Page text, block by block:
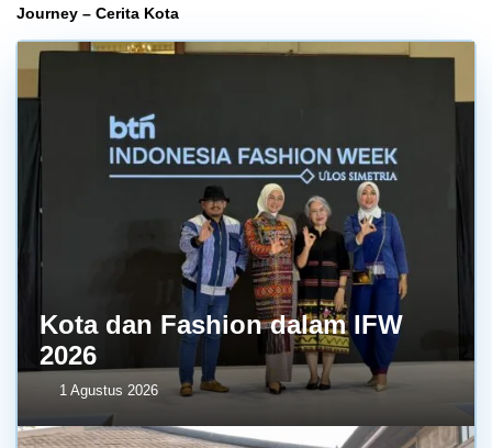
Journey – Cerita Kota
Kota dan Fashion dalam IFW
2026
1 Agustus 2026